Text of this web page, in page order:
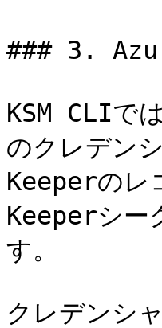
### 3.
KSM CLIで
のクレデン
Keeperのレ
Keeperシー
す。
クレデンシ